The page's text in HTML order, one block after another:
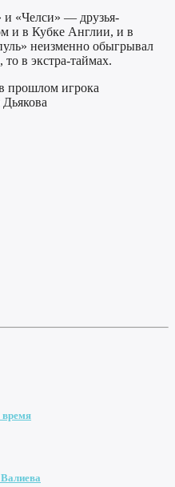
и «Челси» — друзья-
и в Кубке Англии, и в
неизменно обыгрывал
в экстра-таймах.
прошлом игрока